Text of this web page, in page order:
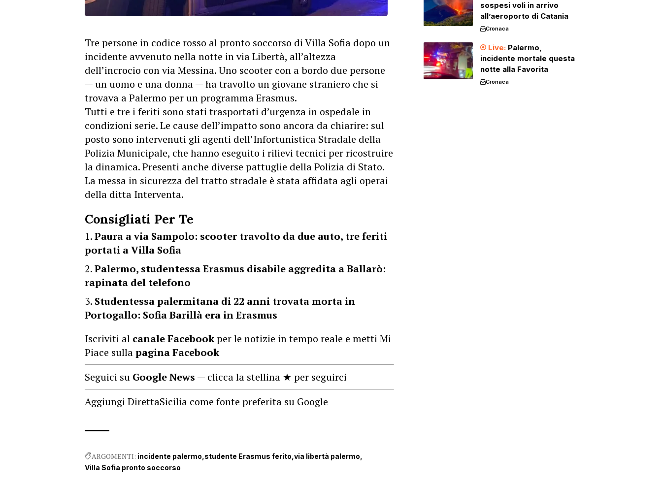
Tre persone in codice rosso al pronto soccorso di Villa Sofia dopo un
incidente avvenuto nella notte in via Libertà, all’altezza
dell’incrocio con via Messina. Uno scooter con a bordo due persone
— un uomo e una donna — ha travolto un giovane straniero che si
trovava a Palermo per un programma Erasmus.
Tutti e tre i feriti sono stati trasportati d’urgenza in ospedale in
condizioni serie. Le cause dell’impatto sono ancora da chiarire: sul
posto sono intervenuti gli agenti dell’Infortunistica Stradale della
Polizia Municipale, che hanno eseguito i rilievi tecnici per ricostruire
la dinamica. Presenti anche diverse pattuglie della Polizia di Stato.
La messa in sicurezza del tratto stradale è stata affidata agli operai
della ditta Interventa.
Consigliati Per Te
Paura a via Sampolo: scooter travolto da due auto, tre feriti
portati a Villa Sofia
Palermo, studentessa Erasmus disabile aggredita a Ballarò:
rapinata del telefono
Studentessa palermitana di 22 anni trovata morta in
Portogallo: Sofia Barillà era in Erasmus
Iscriviti al canale Facebookper le notizie in tempo reale e metti Mi
Piace sullapagina Facebook
Seguici su Google News — clicca la stellina ★ per seguirci
Aggiungi DirettaSicilia come fonte preferita su Google
ARGOMENTI: incidente palermo studente Erasmus ferito via libertà palermo
Villa Sofia pronto soccorso
sospesi voli in arrivo
all’aeroporto di Catania
Cronaca
Palermo,
incidente mortale questa
notte alla Favorita
Cronaca